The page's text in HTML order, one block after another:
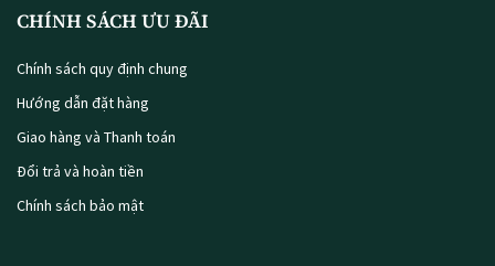
CHÍNH SÁCH ƯU ĐÃI
Chính sách quy định chung
Hướng dẫn đặt hàng
Giao hàng và Thanh toán
Đổi trả và hoàn tiền
Chính sách bảo mật